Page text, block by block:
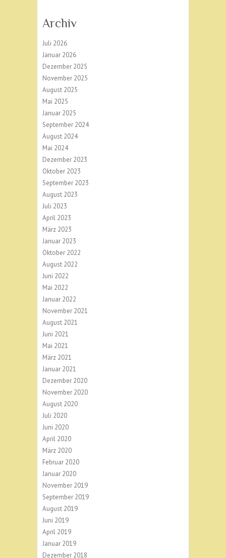
Archiv
Juli 2026
Januar 2026
Dezember 2025
November 2025
August 2025
Mai 2025
Januar 2025
September 2024
August 2024
Mai 2024
Dezember 2023
Oktober 2023
September 2023
August 2023
Juli 2023
April 2023
März 2023
Januar 2023
Oktober 2022
August 2022
Juni 2022
Mai 2022
Januar 2022
November 2021
August 2021
Juni 2021
Mai 2021
März 2021
Januar 2021
Dezember 2020
November 2020
August 2020
Juli 2020
Juni 2020
April 2020
März 2020
Februar 2020
Januar 2020
November 2019
September 2019
August 2019
Juni 2019
April 2019
Januar 2019
Dezember 2018